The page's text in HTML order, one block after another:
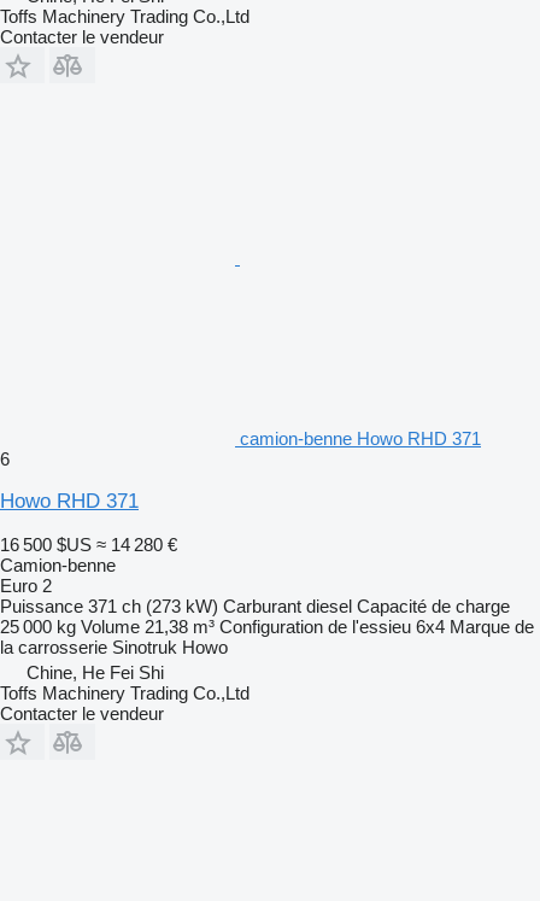
Toffs Machinery Trading Co.,Ltd
Contacter le vendeur
camion-benne Howo RHD 371
6
Howo RHD 371
16 500 $US ≈ 14 280 €
Camion-benne
Euro 2
Puissance 371 ch (273 kW) Carburant diesel Capacité de charge
25 000 kg Volume 21,38 m³ Configuration de l'essieu 6x4 Marque de
la carrosserie Sinotruk Howo
Chine, He Fei Shi
Toffs Machinery Trading Co.,Ltd
Contacter le vendeur